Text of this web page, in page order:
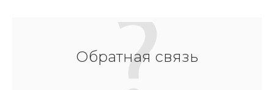
Обратная связь